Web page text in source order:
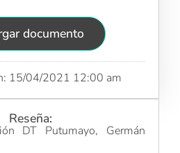
documento
15/04/2021 12:00 am
Reseña:
DT Putumayo, Germán